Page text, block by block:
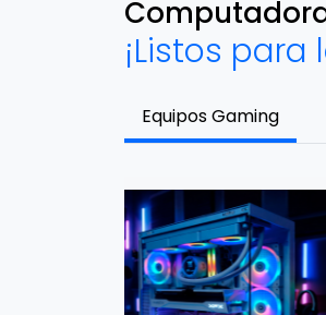
¡Listos
Equipos Gaming